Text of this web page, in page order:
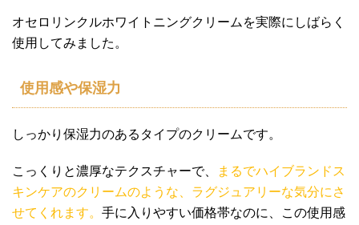
オセロリンクルホワイトニングクリームを実際にしばらく
使用してみました。
使用感や保湿力
しっかり保湿力のあるタイプのクリームです。
こっくりと濃厚なテクスチャーで、
まるでハイブランドス
キンケアのクリームのような、ラグジュアリーな気分にさ
せてくれます。 手に入りやすい価格帯なのに、この使用感